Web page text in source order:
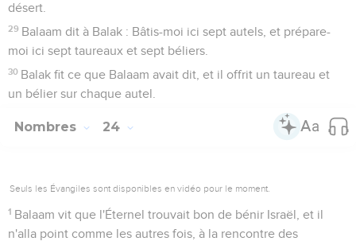
désert.
29 Balaam dit à Balak : Bâtis-moi ici sept autels, et prépare-
moi ici sept taureaux et sept béliers.
30 Balak fit ce que Balaam avait dit, et il offrit un taureau et
un bélier sur chaque autel.
Nombres 24
Seuls les Évangiles sont disponibles en vidéo pour le moment.
1 Balaam vit que l'Éternel trouvait bon de bénir Israël, et il
n'alla point comme les autres fois, à la rencontre des